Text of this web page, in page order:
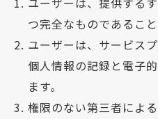
つ完全なものであること
ユーザーは、サービス
個人情報の記録と電子
ます。
権限のない第三者によ